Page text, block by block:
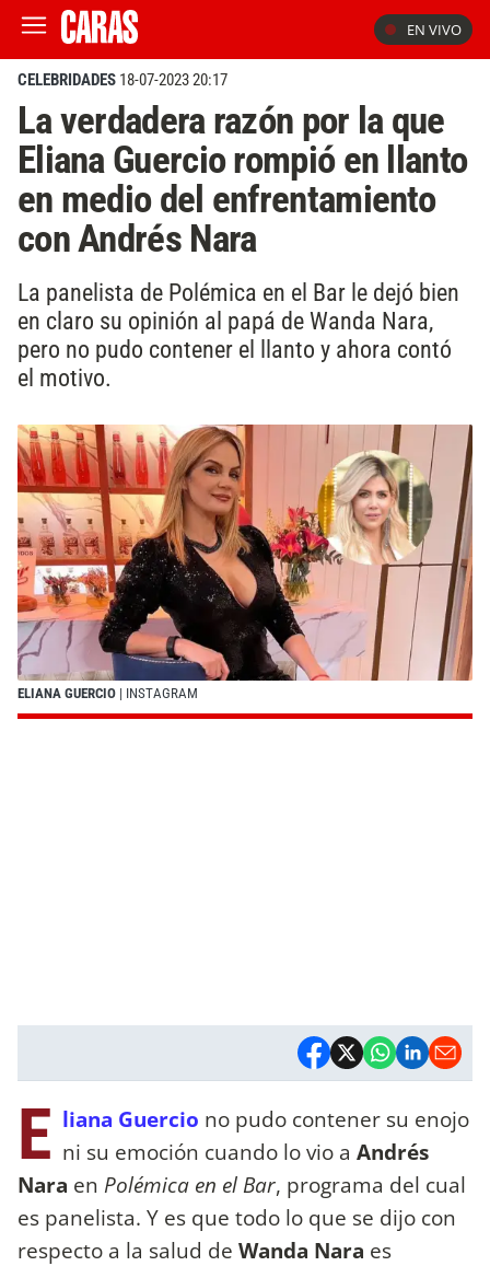
EN VIVO
CELEBRIDADES 18-07-2023 20:17
La verdadera razón por la que
Eliana Guercio rompió en llanto
en medio del enfrentamiento
con Andrés Nara
La panelista de Polémica en el Bar le dejó bien
en claro su opinión al papá de Wanda Nara,
pero no pudo contener el llanto y ahora contó
el motivo.
ELIANA GUERCIO | INSTAGRAM
E liana Guercio no pudo contener su enojo
ni su emoción cuando lo vio a Andrés
Nara en Polémica en el Bar, programa del cual
es panelista. Y es que todo lo que se dijo con
respecto a la salud de Wanda Nara es